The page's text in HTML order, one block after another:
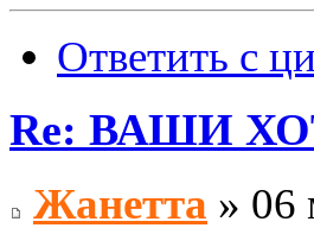
Ответить с
Re: ВАШИ
Жанетта » 06